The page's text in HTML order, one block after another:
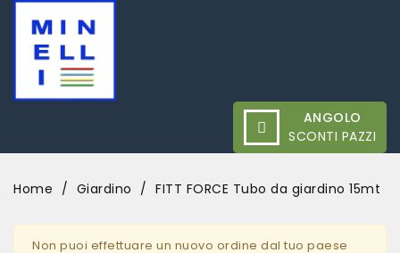
ANGOLO
SCONTI PAZZI
Home Giardino FITT FORCE Tubo da giardino 15mt
Non puoi effettuare un nuovo ordine dal tuo paese